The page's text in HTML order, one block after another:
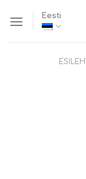
Eesti
ESILEHT